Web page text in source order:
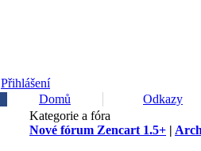
Přihlášení
Domů
Odkazy
Kategorie a fóra
Nové fórum Zencart 1.5+ |